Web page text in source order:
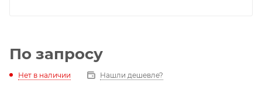
По запросу
Нет в наличии Нашли дешевле?